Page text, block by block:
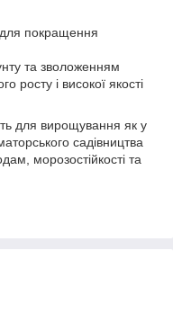
для покращення
та зволоженням
росту і високої якості
для вирощування як у
садівництва
морозостійкості та